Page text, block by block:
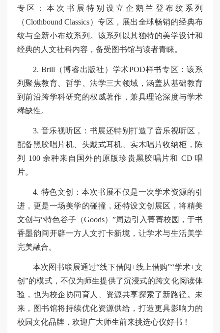
专区：本次书展特别设立企鹅兰登布纹系列
（Clothbound Classics）专区，展出全球畅销的经典布
纹与全新小布纹系列。该系列以其独特的美学设计和
经典的人文社科内容，备受图书馆与读者青睐。
2. Brill（博睿出版社）学术POD样书专区：该系
列聚焦教育、哲学、法学三大领域，涵盖从基础教育
到前沿跨学科研究的权威著作，兼具理论深度与学术
稀缺性。
3. 音乐视听区：书展还特别打造了音乐视听区，
配备黑胶唱片机、头戴式耳机、实木唱片收纳柜，陈
列 100 余种来自国外的原版珍贵黑胶唱片和 CD 唱
片。
4. 特色文创：本次书展不仅是一次学术资源的引
进，更是一场美学的碰撞，还特设文创展区，将精美
文创与“特色谷子（Goods）”周边引入菁菁校园，于书
香墨韵间开辟一方人文打卡新境，让学术与生活美学
完美融合。
本次图书联展通过“线下借阅+线上借购”“学术+文
创”的模式，不仅为师生提供了沉浸式的跨文化阅读体
验，也为校企协同育人、资源共享探索了新路径。未
来，图书馆将持续优化资源供给，打造更具影响力的
校园文化品牌，欢迎广大师生前来挑选心仪好书！